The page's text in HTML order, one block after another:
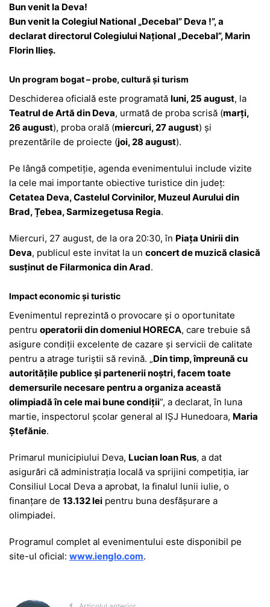
Bun venit la Deva!
Bun venit la Colegiul National „Decebal” Deva !”, a
declarat directorul Colegiului Național „Decebal”, Marin
Florin Ilieș.
Un program bogat – probe, cultură și turism
Deschiderea oficială este programată luni, 25 august, la
Teatrul de Artă din Deva, urmată de proba scrisă (marți,
26 august), proba orală (miercuri, 27 august) și
prezentările de proiecte (joi, 28 august).
Pe lângă competiție, agenda evenimentului include vizite
la cele mai importante obiective turistice din județ:
Cetatea Deva, Castelul Corvinilor, Muzeul Aurului din
Brad, Țebea, Sarmizegetusa Regia.
Miercuri, 27 august, de la ora 20:30, în Piața Unirii din
Deva, publicul este invitat la un concert de muzică clasică
susținut de Filarmonica din Arad.
Impact economic și turistic
Evenimentul reprezintă o provocare și o oportunitate
pentru operatorii din domeniul HORECA, care trebuie să
asigure condiții excelente de cazare și servicii de calitate
pentru a atrage turiștii să revină. „Din timp, împreună cu
autoritățile publice și partenerii noștri, facem toate
demersurile necesare pentru a organiza această
olimpiadă în cele mai bune condiții”, a declarat, în luna
martie, inspectorul școlar general al IȘJ Hunedoara, Maria
Ștefănie.
Primarul municipiului Deva, Lucian Ioan Rus, a dat
asigurări că administrația locală va sprijini competiția, iar
Consiliul Local Deva a aprobat, la finalul lunii iulie, o
finanțare de 13.132 lei pentru buna desfășurare a
olimpiadei.
Programul complet al evenimentului este disponibil pe
site-ul oficial: www.ienglo.com.